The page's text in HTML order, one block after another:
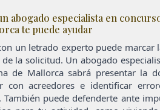
abogado especialista en
te puede ayudar
un letrado experto puede marcar
de la solicitud. Un abogado
de Mallorca sabrá presentar la
con acreedores e identificar
También puede defenderte ante